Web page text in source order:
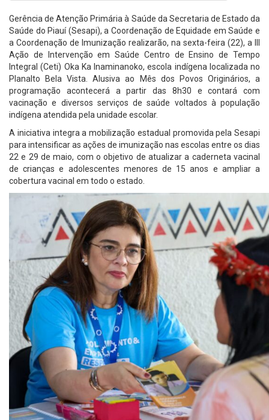
Gerência de Atenção Primária à Saúde da Secretaria de Estado da
Saúde do Piauí (Sesapi), a Coordenação de Equidade em Saúde e
a Coordenação de Imunização realizarão, na sexta-feira (22), a III
Ação de Intervenção em Saúde Centro de Ensino de Tempo
Integral (Ceti) Oka Ka Inaminanoko, escola indígena localizada no
Planalto Bela Vista. Alusiva ao Mês dos Povos Originários, a
programação acontecerá a partir das 8h30 e contará com
vacinação e diversos serviços de saúde voltados à população
indígena atendida pela unidade escolar.
A iniciativa integra a mobilização estadual promovida pela Sesapi
para intensificar as ações de imunização nas escolas entre os dias
22 e 29 de maio, com o objetivo de atualizar a caderneta vacinal
de crianças e adolescentes menores de 15 anos e ampliar a
cobertura vacinal em todo o estado.